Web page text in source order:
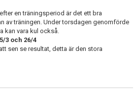
en träningsperiod är det ett bra
av träningen. Under torsdagen genomförde
kan vara kul också.
3 och 26/4
sen se resultat, detta är den stora